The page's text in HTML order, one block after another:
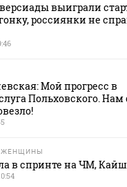
выиграли
россиянки не
Мой прогресс в
Польховского. Нам
ЖЕНЩИНЫ
в спринте на ЧМ,